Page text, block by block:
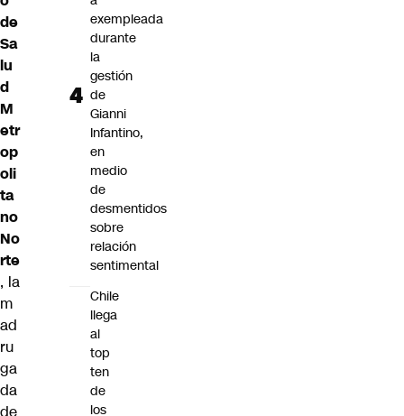
de
Sa
lu
d
M
etr
op
oli
ta
no
No
rte
, la
m
ad
ru
ga
da
exempleada
durante
la
gestión
de
Gianni
Infantino,
en
medio
de
desmentidos
sobre
relación
sentimental
Chile
llega
al
top
ten
de
los